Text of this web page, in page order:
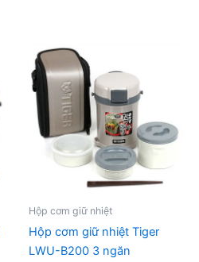
Hộp cơm giữ nhiệt
Hộp cơm giữ nhiệt Tiger
LWU-B200 3 ngăn